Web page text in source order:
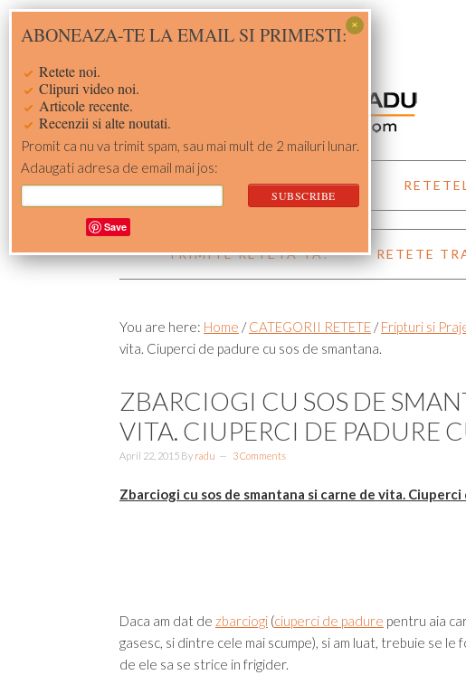
Skip
to
Skip
to
Skip
to
Skip
to
ACASA RETETE
TRIMITE RETETA TA! RETETE
You are here: Home / CATEGORII RETETE / Fripturi si
vita. Ciuperci de padure cu sos de smantana.
ZBARCIOGI CU SOS DE
VITA. CIUPERCI DE PADURE
April 22, 2015 By radu 3 Comments
Zbarciogi cu sos de smantana si carne de vita.
Daca am dat de zbarciogi (ciuperci de padure pentru aia
gasesc, si dintre cele mai scumpe), si am luat, trebuie se le
de ele sa se strice in frigider.
ABONEAZA-TE LA EMAIL SI PRIMESTI:
Retete noi.
Clipuri video noi.
Articole recente.
Recenzii si alte noutati.
Promit ca nu va trimit spam, sau mai mult de 2 mailuri lunar.
Adaugati adresa de email mai jos:
Save